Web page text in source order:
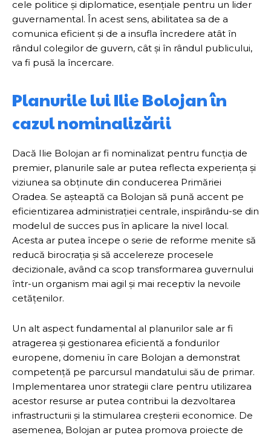
cele politice și diplomatice, esențiale pentru un lider
guvernamental. În acest sens, abilitatea sa de a
comunica eficient și de a insufla încredere atât în
rândul colegilor de guvern, cât și în rândul publicului,
va fi pusă la încercare.
Planurile lui Ilie Bolojan în
cazul nominalizării
Dacă Ilie Bolojan ar fi nominalizat pentru funcția de
premier, planurile sale ar putea reflecta experiența și
viziunea sa obținute din conducerea Primăriei
Oradea. Se așteaptă ca Bolojan să pună accent pe
eficientizarea administrației centrale, inspirându-se din
modelul de succes pus în aplicare la nivel local.
Acesta ar putea începe o serie de reforme menite să
reducă birocrația și să accelereze procesele
decizionale, având ca scop transformarea guvernului
într-un organism mai agil și mai receptiv la nevoile
cetățenilor.
Un alt aspect fundamental al planurilor sale ar fi
atragerea și gestionarea eficientă a fondurilor
europene, domeniu în care Bolojan a demonstrat
competență pe parcursul mandatului său de primar.
Implementarea unor strategii clare pentru utilizarea
acestor resurse ar putea contribui la dezvoltarea
infrastructurii și la stimularea creșterii economice. De
asemenea, Bolojan ar putea promova proiecte de